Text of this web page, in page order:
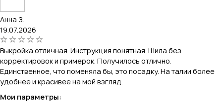
Анна З.
19.07.2026
Выкройка отличная. Инструкция понятная. Шила без
корректировок и примерок. Получилось отлично.
Единственное, что поменяла бы, это посадку. На талии более
удобнее и красивее на мой взгляд.
Мои параметры: